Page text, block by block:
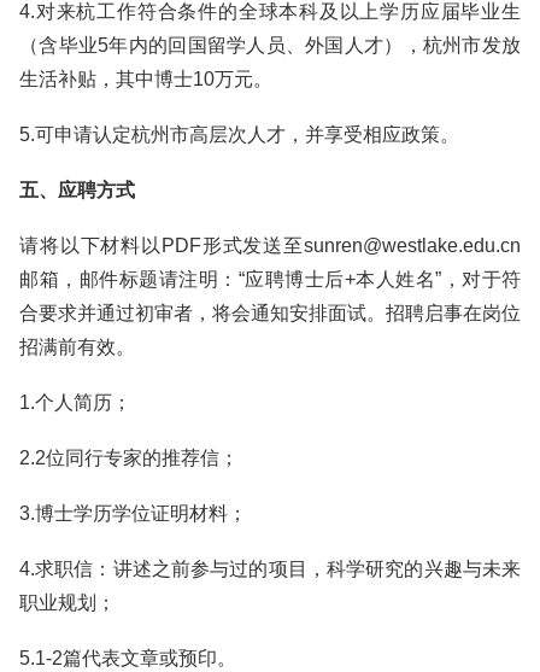
4.对来杭工作符合条件的全球本科及以上学历应届毕业生
（含毕业5年内的回国留学人员、外国人才），杭州市发放
生活补贴，其中博士10万元。
5.可申请认定杭州市高层次人才，并享受相应政策。
五、应聘方式
请将以下材料以PDF形式发送至sunren@westlake.edu.cn
邮箱，邮件标题请注明：“应聘博士后+本人姓名”，对于符
合要求并通过初审者，将会通知安排面试。招聘启事在岗位
招满前有效。
1.个人简历；
2.2位同行专家的推荐信；
3.博士学历学位证明材料；
4.求职信：讲述之前参与过的项目，科学研究的兴趣与未来
职业规划；
5.1-2篇代表文章或预印。